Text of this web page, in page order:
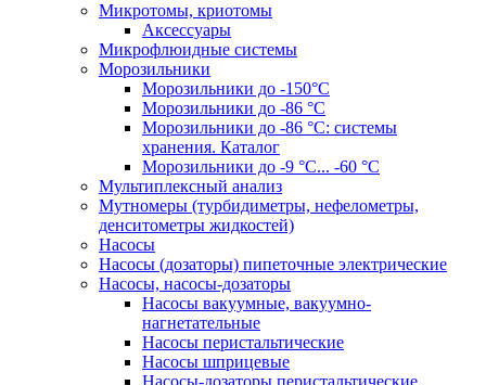
Микротомы, криотомы
Аксессуары
Микрофлюидные системы
Морозильники
Морозильники до -150°С
Морозильники до -86 °C
Морозильники до -86 °C: системы
хранения. Каталог
Морозильники до -9 °C... -60 °C
Мультиплексный анализ
Мутномеры (турбидиметры, нефелометры,
денситометры жидкостей)
Насосы
Насосы (дозаторы) пипеточные электрические
Насосы, насосы-дозаторы
Насосы вакуумные, вакуумно-
нагнетательные
Насосы перистальтические
Насосы шприцевые
Насосы-дозаторы перистальтические